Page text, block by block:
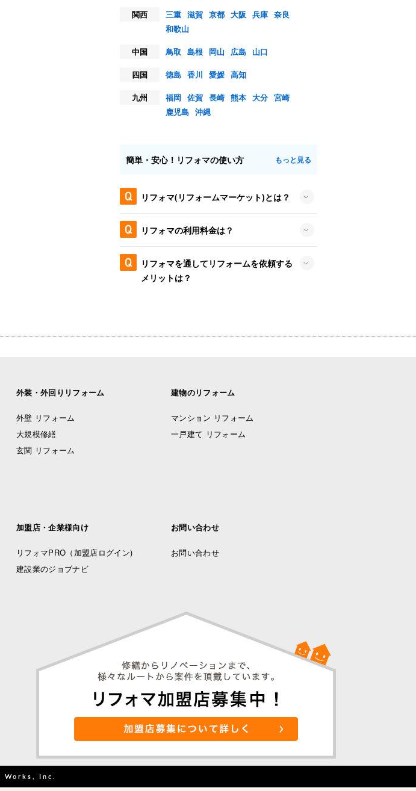
関西
三重 滋賀 京都 大阪 兵庫 奈良
和歌山
中国
鳥取 島根 岡山 広島
山口
四国
徳島 香川 愛媛 高知
九州
福岡 佐賀 長崎 熊本 大分 宮崎
鹿児島 沖縄
簡単・安心！リフォマの使い方 もっと見る
リフォマ(リフォームマーケット)とは？
リフォマの利用料金は？
リフォマを通してリフォームを依頼する
メリットは？
外装・外回りリフォーム
外壁 リフォーム
大規模修繕
玄関 リフォーム
建物のリフォーム
マンション リフォーム
一戸建て リフォーム
加盟店・企業様向け
リフォマPRO （加盟店ログイン)
建設業のジョブナビ
お問い合わせ
お問い合わせ
Works, Inc.